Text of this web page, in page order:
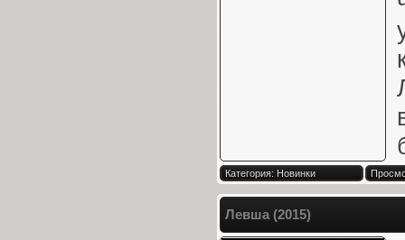
Категория: Новинки
Левша (2015)